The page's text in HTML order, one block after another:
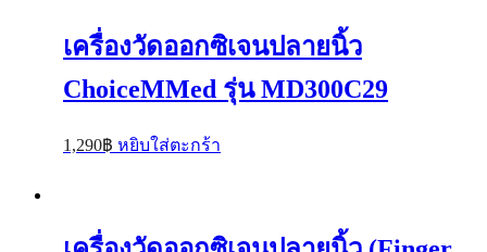
เครื่องวัดออกซิเจนปลายนิ้ว
ChoiceMMed รุ่น MD300C29
1,290฿ หยิบใส่ตะกร้า